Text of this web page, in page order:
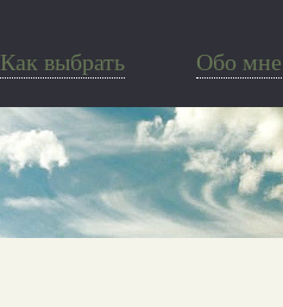
Как выбрать Обо мне